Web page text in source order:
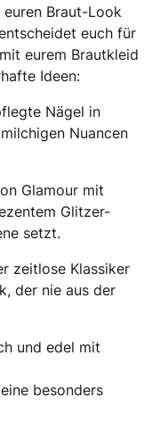
Braut-Look
euch für
eurem Brautkleid
Ideen:
Nägel in
Nuancen
Glamour mit
Glitzer-
setzt.
zeitlose Klassiker
der nie aus der
und edel mit
besonders